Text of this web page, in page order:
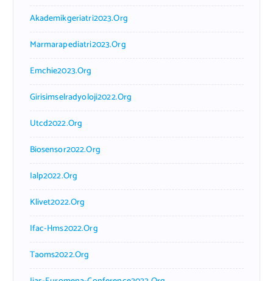
Akademikgeriatri2023.org
Marmarapediatri2023.org
Emchie2023.org
Girisimselradyoloji2022.org
Utcd2022.org
Biosensor2022.org
Ialp2022.org
Klivet2022.org
Ifac-Hms2022.org
Taoms2022.org